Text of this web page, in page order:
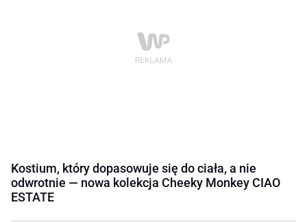
Kostium, który dopasowuje się do ciała, a nie
odwrotnie — nowa kolekcja Cheeky Monkey CIAO
ESTATE